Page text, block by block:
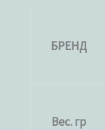
БРЕНД
Вес. гр